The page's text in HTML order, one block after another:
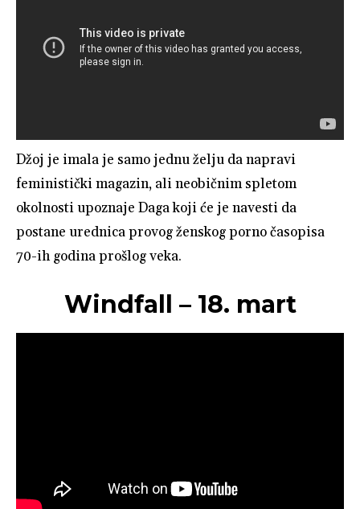
Džoj je imala je samo jednu želju da napravi
feministički magazin, ali neobičnim spletom
okolnosti upoznaje Daga koji će je navesti da
postane urednica provog ženskog porno časopisa
70-ih godina prošlog veka.
Windfall – 18. mart